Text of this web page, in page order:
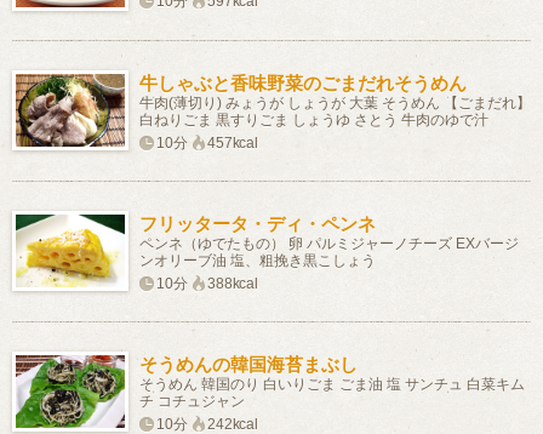
牛しゃぶと香味野菜のごまだれそうめん
牛肉(薄切り) みょうが しょうが 大葉 そうめん 【ごまだれ】
白ねりごま 黒すりごま しょうゆ さとう 牛肉のゆで汁
10分
457kcal
フリッタータ・ディ・ペンネ
ペンネ（ゆでたもの） 卵 パルミジャーノチーズ EXバージ
ンオリーブ油 塩、粗挽き黒こしょう
10分
388kcal
そうめんの韓国海苔まぶし
そうめん 韓国のり 白いりごま ごま油 塩 サンチュ 白菜キム
チ コチュジャン
10分
242kcal